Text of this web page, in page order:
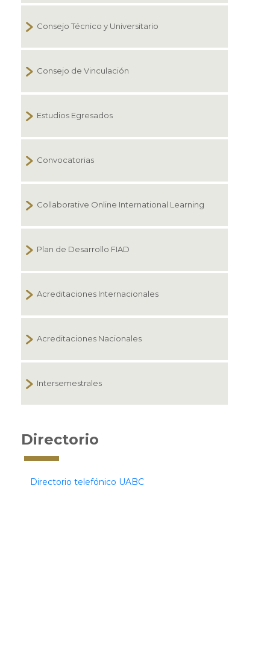
Consejo Técnico y Universitario
Consejo de Vinculación
Estudios Egresados
Convocatorias
Collaborative Online International Learning
Plan de Desarrollo FIAD
Acreditaciones Internacionales
Acreditaciones Nacionales
Intersemestrales
Directorio
Directorio telefónico UABC